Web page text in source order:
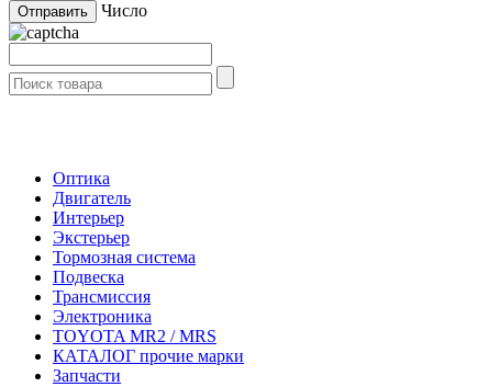
Число
Оптика
Двигатель
Интерьер
Экстерьер
Тормозная система
Подвеска
Трансмиссия
Электроника
TOYOTA MR2 / MRS
КАТАЛОГ прочие марки
Запчасти